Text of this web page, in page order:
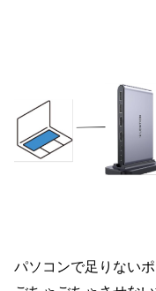
パソコンで足りない